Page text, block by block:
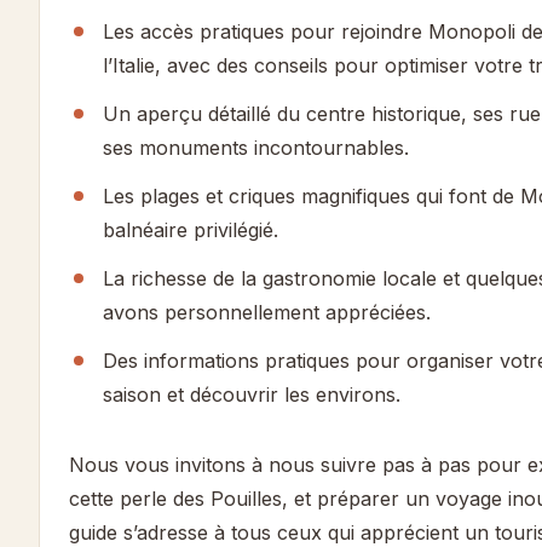
Les accès pratiques pour rejoindre Monopoli
l’Italie, avec des conseils pour optimiser votre
Un aperçu détaillé du centre historique, ses
ses monuments incontournables.
Les plages et criques magnifiques qui font de
balnéaire privilégié.
La richesse de la gastronomie locale et
avons personnellement appréciées.
Des informations pratiques pour organiser
saison et découvrir les environs.
Nous vous invitons à nous suivre pas à pas pour
cette perle des Pouilles, et préparer un voyage
guide s’adresse à tous ceux qui apprécient un